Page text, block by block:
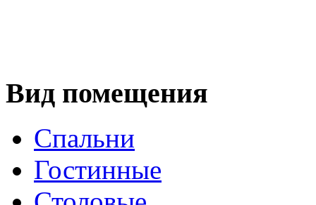
Вид помещения
Спальни
Гостинные